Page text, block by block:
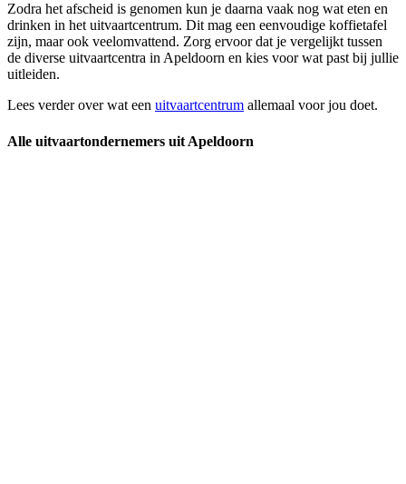
Zodra het afscheid is genomen kun je daarna vaak nog wat eten en
drinken in het uitvaartcentrum. Dit mag een eenvoudige koffietafel
zijn, maar ook veelomvattend. Zorg ervoor dat je vergelijkt tussen
de diverse uitvaartcentra in Apeldoorn en kies voor wat past bij jullie
uitleiden.
Lees verder over wat een uitvaartcentrum allemaal voor jou doet.
Alle uitvaartondernemers uit Apeldoorn